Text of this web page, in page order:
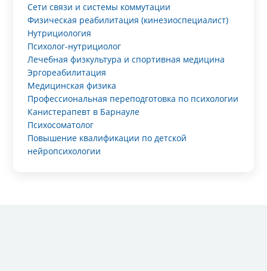
Сети связи и системы коммутации
Физическая реабилитация (кинезиоспециалист)
Нутрициология
Психолог-нутрициолог
Лечебная физкультура и спортивная медицина
Эргореабилитация
Медицинская физика
Профессиональная переподготовка по психологии
Канистерапевт в Барнауле
Психосоматолог
Повышение квалификации по детской
нейропсихологии